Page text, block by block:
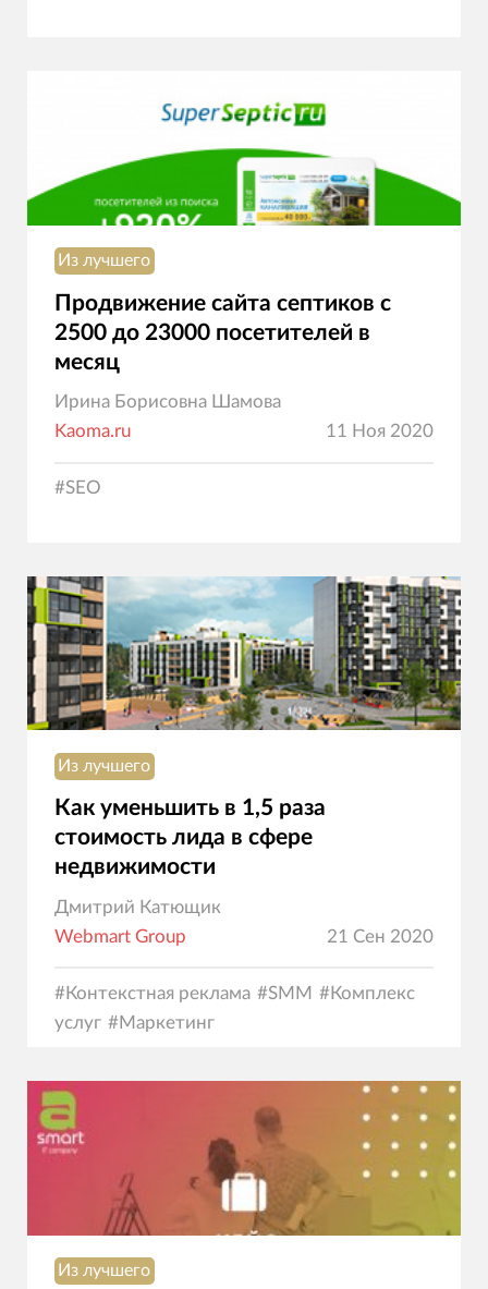
Из лучшего
Продвижение сайта септиков с
2500 до 23000 посетителей в
месяц
Ирина Борисовна Шамова
Kaoma.ru
11 Ноя 2020
#SEO
Из лучшего
Как уменьшить в 1,5 раза
стоимость лида в сфере
недвижимости
Дмитрий Катющик
Webmart Group
21 Сен 2020
#Контекстная реклама #SMM #Комплекс
услуг #Маркетинг
Из лучшего